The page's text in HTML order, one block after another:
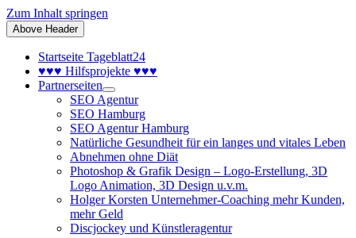
Zum Inhalt springen
Above Header
Startseite Tageblatt24
♥♥♥ Hilfsprojekte ♥♥♥
Partnerseiten
SEO Agentur
SEO Hamburg
SEO Agentur Hamburg
Natürliche Gesundheit für ein langes und vitales Leben
Abnehmen ohne Diät
Photoshop & Grafik Design – Logo-Erstellung, 3D
Logo Animation, 3D Design u.v.m.
Holger Korsten Unternehmer-Coaching mehr Kunden,
mehr Geld
Discjockey und Künstleragentur